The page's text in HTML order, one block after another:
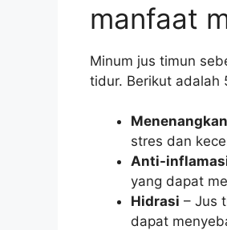
manfaat
Minum jus timun
tidur. Berikut adalah
Menenangkan
stres dan
Anti-
yang dapat
Hidrasi – Jus
dapat